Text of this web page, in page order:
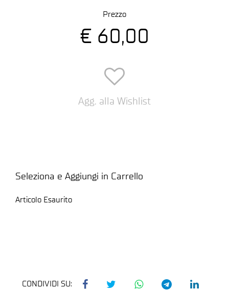
Prezzo
€ 60,00
Agg. alla Wishlist
Seleziona e Aggiungi in Carrello
Articolo Esaurito
CONDIVIDI SU: